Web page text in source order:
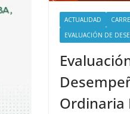
ACTUALIDAD
EVALUACIÓN DE
Ordinaria